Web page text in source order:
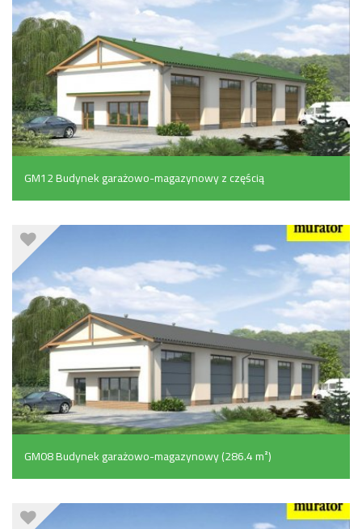
GM12 Budynek garażowo-magazynowy z częścią
pomocniczą (224.7 m²)
GM08 Budynek garażowo-magazynowy (286.4 m²)